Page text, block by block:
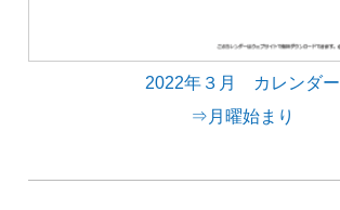
2022年３月 カレンダー
⇒月曜始まり